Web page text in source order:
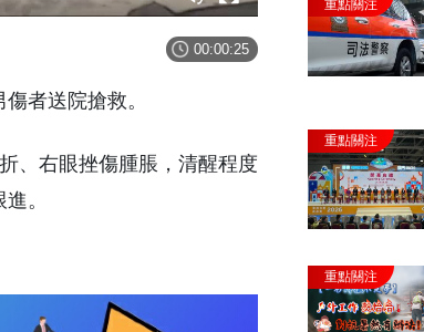
00:00:25
者送院搶救。
、右眼挫傷腫脹，清醒程度
。